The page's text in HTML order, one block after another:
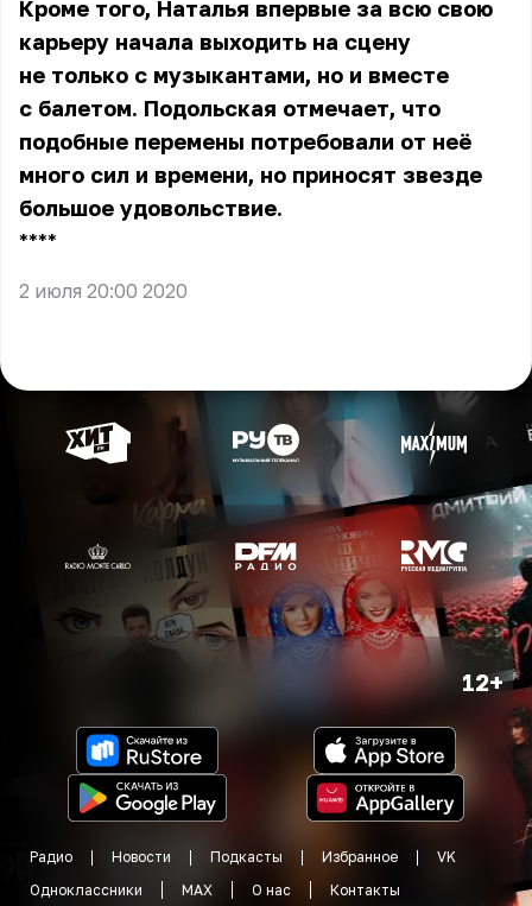
Кроме того, Наталья впервые за всю свою
карьеру начала выходить на сцену
не только с музыкантами, но и вместе
с балетом. Подольская отмечает, что
подобные перемены потребовали от неё
много сил и времени, но приносят звезде
большое удовольствие.
** **
2 июля 20:00 2020
12+
Радио Новости Подкасты Избранное
VK
Одноклассники
MAX О нас Контакты